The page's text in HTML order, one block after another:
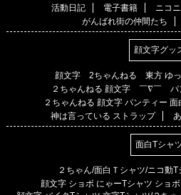
活動日記
電子書籍 ニコ
がんばれ街の仲間たち
顔文字グッ
顔文字 2ちゃんねる 東方 ゆっ
２ちゃんねる 顔文字 ￣∇￣
２ちゃんねる 顔文字 パンティー
神は言っている ストラップ
面白Tシャ
２ちゃん/面白Ｔシャツ/ニコ動
顔文字 ショボ にゃーTシャツ ショ